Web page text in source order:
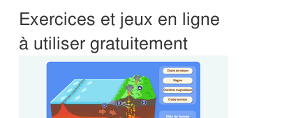
Exercices et jeux en ligne
à utiliser gratuitement